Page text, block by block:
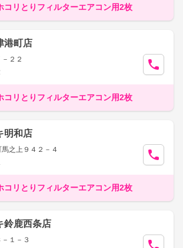
コリとりフィルターエアコン用2枚
港町店
２２
コリとりフィルターエアコン用2枚
明和店
之上９４２－４
コリとりフィルターエアコン用2枚
鈴鹿西条店
１－３